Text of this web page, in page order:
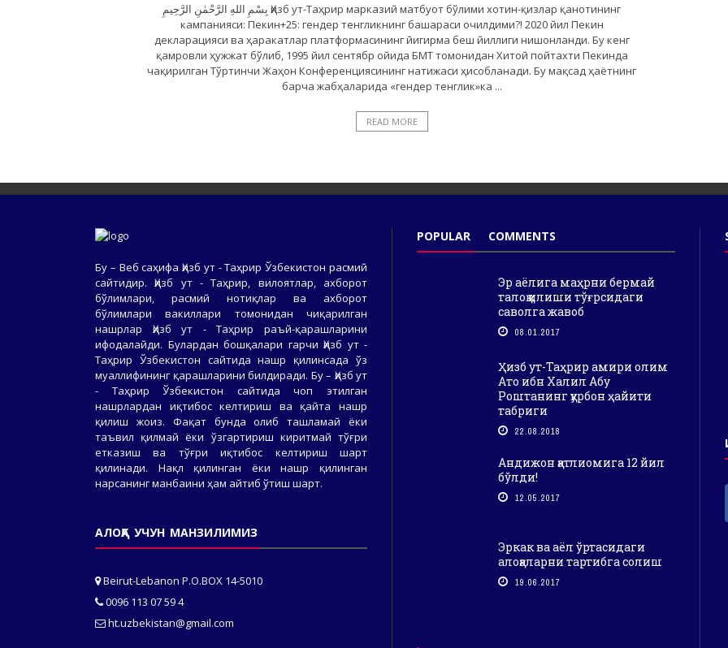
بِسْمِ اللهِ الرَّحْمٰنِ الرَّحِيمِ Ҳизб ут-Таҳрир марказий матбуот бўлими хотин-қизлар қанотининг
кампанияси: Пекин+25: гендер тенгликнинг башараси очилдими?! 2020 йил Пекин
декларацияси ва ҳаракатлар платформасининг йигирма беш йиллиги нишонланди. Бу кенг
қамровли ҳужжат бўлиб, 1995 йил сентябр ойида БМТ томонидан Хитой пойтахти Пекинда
чақирилган Тўртинчи Жаҳон Конференциясининг натижаси ҳисобланади. Бу мақсад ҳаётнинг
барча жабҳаларида «гендер тенглик»ка ...
READ MORE
Бу – Веб саҳифа Ҳизб ут - Таҳрир Ўзбекистон расмий
сайтидир. Ҳизб ут - Таҳрир, вилоятлар, ахборот
бўлимлари, расмий нотиқлар ва ахборот
бўлимлари вакиллари томонидан чиқарилган
нашрлар Ҳизб ут - Таҳрир раъй-қарашларини
ифодалайди. Булардан бошқалари гарчи Ҳизб ут -
Таҳрир Ўзбекистон сайтида нашр қилинсада ўз
муаллифининг қарашларини билдиради. Бу – Ҳизб ут
- Таҳрир Ўзбекистон сайтида чоп этилган
нашрлардан иқтибос келтириш ва қайта нашр
қилиш жоиз. Фақат бунда олиб ташламай ёки
таъвил қилмай ёки ўзгартириш киритмай тўғри
етказиш ва тўғри иқтибос келтириш шарт
қилинади. Нақл қилинган ёки нашр қилинган
нарсанинг манбаини ҳам айтиб ўтиш шарт.
АЛОҚА УЧУН МАНЗИЛИМИЗ
Beirut-Lebanon P.O.BOX 14-5010
0096 113 07 59 4
ht.uzbekistan@gmail.com
POPULAR COMMENTS
Эр аёлига маҳрни бермай
талоқ қилиши тўғрсидаги
саволга жавоб
08.01.2017
Ҳизб ут-Таҳрир амири олим
Ато ибн Халил Абу
Роштанинг қурбон ҳайити
табриги
22.08.2018
Андижон қатлиомига 12 йил
бўлди!
12.05.2017
Эркак ва аёл ўртасидаги
алоқаларни тартибга солиш
19.06.2017